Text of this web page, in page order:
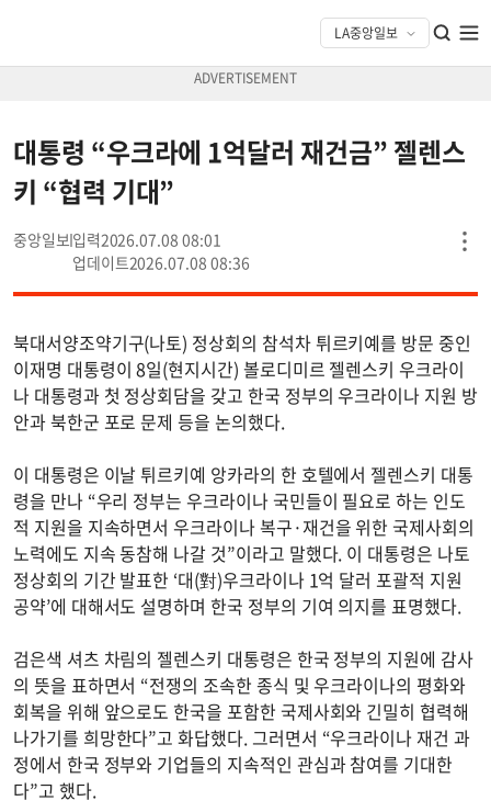
대통령 “우크라에 1억달러 재건금” 젤렌스
키 “협력 기대”
중앙일보
2026.07.08 08:01
2026.07.08 08:36
북대서양조약기구(나토) 정상회의 참석차 튀르키예를 방문 중인
이재명 대통령이 8일(현지시간) 볼로디미르 젤렌스키 우크라이
나 대통령과 첫 정상회담을 갖고 한국 정부의 우크라이나 지원 방
안과 북한군 포로 문제 등을 논의했다.
이 대통령은 이날 튀르키예 앙카라의 한 호텔에서 젤렌스키 대통
령을 만나 “우리 정부는 우크라이나 국민들이 필요로 하는 인도
적 지원을 지속하면서 우크라이나 복구·재건을 위한 국제사회의
노력에도 지속 동참해 나갈 것”이라고 말했다. 이 대통령은 나토
정상회의 기간 발표한 ‘대(對)우크라이나 1억 달러 포괄적 지원
공약’에 대해서도 설명하며 한국 정부의 기여 의지를 표명했다.
검은색 셔츠 차림의 젤렌스키 대통령은 한국 정부의 지원에 감사
의 뜻을 표하면서 “전쟁의 조속한 종식 및 우크라이나의 평화와
회복을 위해 앞으로도 한국을 포함한 국제사회와 긴밀히 협력해
나가기를 희망한다”고 화답했다. 그러면서 “우크라이나 재건 과
정에서 한국 정부와 기업들의 지속적인 관심과 참여를 기대한
다”고 했다.